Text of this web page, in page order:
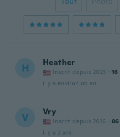
H Heather
Inscrit depuis 2023 · 16
il y a environ un an
V Vry
Inscrit depuis 2016 · 86
il y a 2 ans